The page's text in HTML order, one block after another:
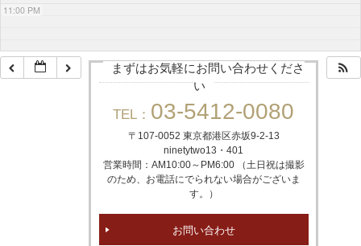
11:00 PM
まずはお気軽にお問い合わせくださ
い
TEL： 03-5412-0080
〒107-0052 東京都港区赤坂9-2-13
ninetytwo13・401
営業時間：AM10:00～PM6:00 （土日祝は撮影
のため、お電話にでられない場合がございま
す。）
お問い合わせ